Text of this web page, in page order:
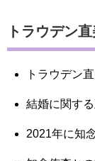
トラウデン
トラウデン
結婚に関す
2021年に知